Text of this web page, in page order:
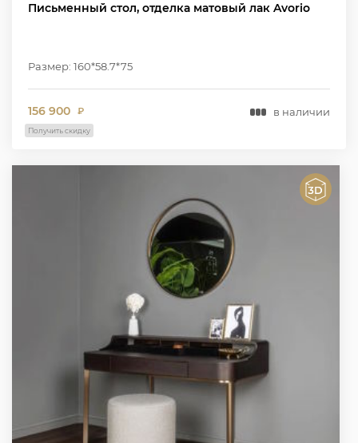
Письменный стол, отделка матовый лак Avorio
Размер: 160*58.7*75
156 900 ₽ в наличии
Получить скидку